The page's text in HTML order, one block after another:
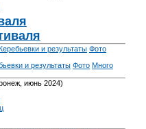
и результаты Фото
и результаты Фото Много
июнь 2024)